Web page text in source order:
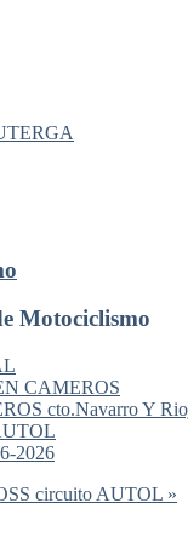
Motociclismo
CAMEROS
cto.Navarro Y
2026
circuito AUTOL »